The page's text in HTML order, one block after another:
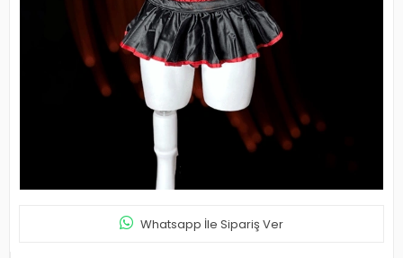
Whatsapp İle Sipariş Ver